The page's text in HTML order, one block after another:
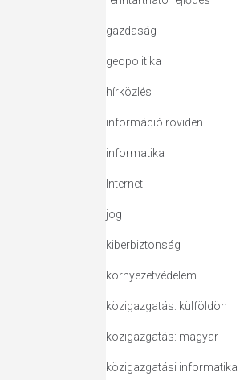
gazdaság
geopolitika
hírközlés
információ röviden
informatika
Internet
jog
kiberbiztonság
környezetvédelem
közigazgatás: külföldön
közigazgatás: magyar
közigazgatási informatika